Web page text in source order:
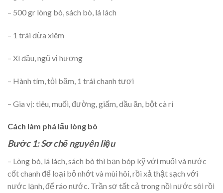
– 500 gr lòng bò, sách bò, lá lách
– 1 trái dừa xiêm
– Xì dầu, ngũ vị hương
– Hành tím, tỏi băm, 1 trái chanh tươi
– Gia vị: tiêu, muối, đường, giấm, dầu ăn, bột cà ri
Cách làm phá lấu lòng bò
Bước 1: Sơ chế nguyên liệu
– Lòng bò, lá lách, sách bò thì bạn bóp kỹ với muối và nước
cốt chanh để loại bỏ nhớt và mùi hôi, rồi xả thật sạch với
nước lạnh, để ráo nước. Trần sơ tất cả trong nồi nước sôi rồi